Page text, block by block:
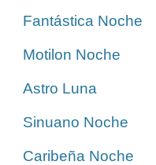
Fantástica Noche
Motilon Noche
Astro Luna
Sinuano Noche
Caribeña Noche